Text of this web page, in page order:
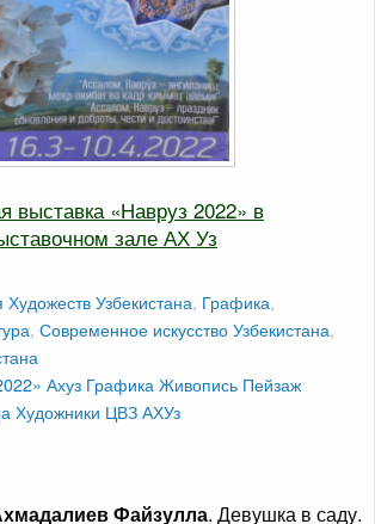
выставка «Навруз 2022» в
зале АХ Уз
Узбекистана, Графика,
, Современное искусство Узбекистана,
Ахуз ГрафикаЖивопись Пейзаж
Художники ЦВЗ АХУз
Файзулла. Девушка в саду.